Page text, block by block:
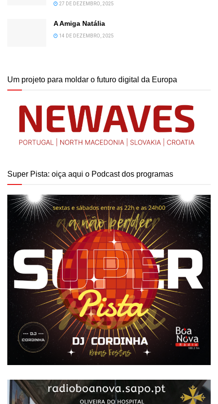
27 DE DEZEMBRO, 2025
A Amiga Natália
14 DE DEZEMBRO, 2025
Um projeto para moldar o futuro digital da Europa
Super Pista: oiça aqui o Podcast dos programas